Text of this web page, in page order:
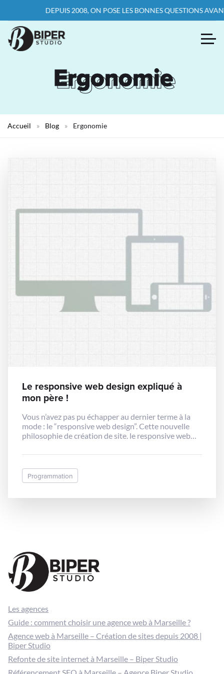
DEPUIS 2008, ON POSE LES BONNES QUESTIONS
Ergonomie
Ergonomie
Accueil » Blog » Ergonomie
Le responsive web design expliqué à
mon père !
Vous n’avez pas pu échapper au dernier terme à la
mode : le “responsive web design”. Cette nouvelle
philosophie de création de site. le responsive web
nouvelle philosophie permet de concevoir un site
l'écran du terminal utilisé pour le consulter.
Concrètement vous pouvez consulter un site
Programmation
Les agences
Guide : comment choisir une agence web à Marseille ?
Agence web à Marseille – Création de sites depuis 2008 |
Biper Studio
Refonte de site internet à Marseille – Biper Studio